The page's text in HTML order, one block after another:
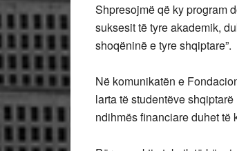
Shpresojmë që ky program
suksesit të tyre akademik,
shoqëninë e tyre shqiptare”.
Në komunikatën e
larta të studentëve
ndihmës financiare duhet